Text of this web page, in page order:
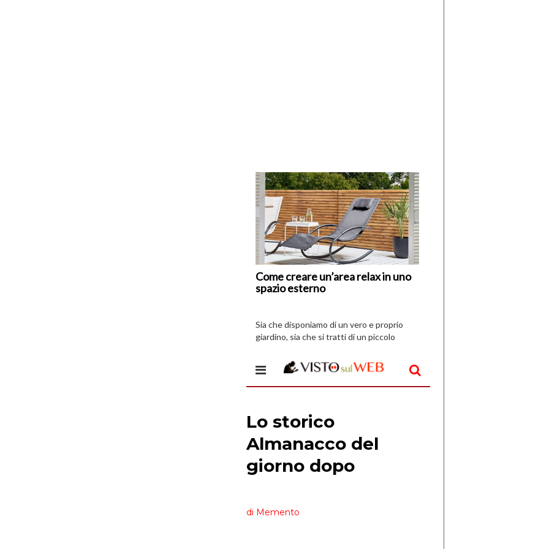
Come creare un’area relax in uno
spazio esterno
di
I
Vespri
Sia che disponiamo di un vero e proprio
giardino, sia che si tratti di un piccolo